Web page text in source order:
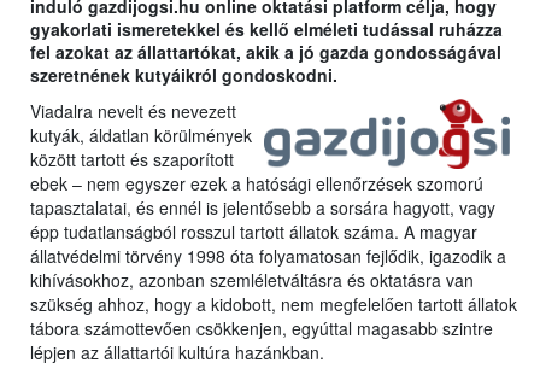
induló gazdijogsi.hu online oktatási platform célja, hogy
gyakorlati ismeretekkel és kellő elméleti tudással ruházza
fel azokat az állattartókat, akik a jó gazda gondosságával
szeretnének kutyáikról gondoskodni.
Viadalra nevelt és nevezett
kutyák, áldatlan körülmények
között tartott és szaporított
ebek – nem egyszer ezek a hatósági ellenőrzések szomorú
tapasztalatai, és ennél is jelentősebb a sorsára hagyott, vagy
épp tudatlanságból rosszul tartott állatok száma. A magyar
állatvédelmi törvény 1998 óta folyamatosan fejlődik, igazodik a
kihívásokhoz, azonban szemléletváltásra és oktatásra van
szükség ahhoz, hogy a kidobott, nem megfelelően tartott állatok
tábora számottevően csökkenjen, egyúttal magasabb szintre
lépjen az állattartói kultúra hazánkban.